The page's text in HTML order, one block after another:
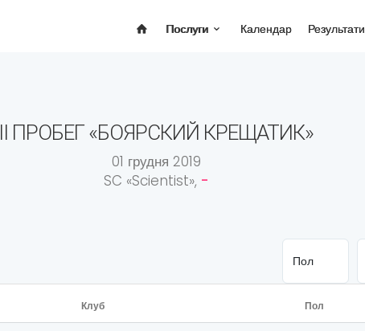
Послуги Календар Результати
II ПРОБЕГ «БОЯРСКИЙ КРЕЩАТИК»
01 грудня 2019
SC «Scientist», -
Клуб Пол